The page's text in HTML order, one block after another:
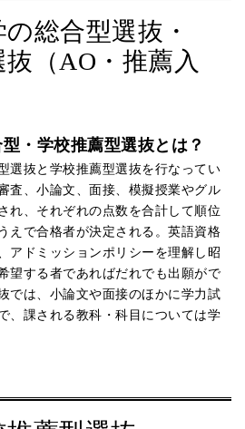
総合型選抜・
（AO・推薦入
・学校推薦型選抜とは？
選抜と学校推薦型選抜を行なってい
査、小論文、面接、模擬授業やグル
れ、それぞれの点数を合計して順位
えで合格者が決定される。英語資格
アドミッションポリシーを理解し昭
望する者であればだれでも出願がで
では、小論文や面接のほかに学力試
、課される教科・科目については学